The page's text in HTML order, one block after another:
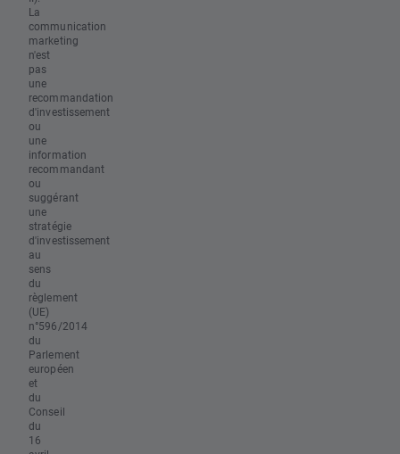
La
communication
marketing
n'est
pas
une
recommandation
d'investissement
ou
une
information
recommandant
ou
suggérant
une
stratégie
d'investissement
au
sens
du
règlement
(UE)
n°596/2014
du
Parlement
européen
et
du
Conseil
du
16